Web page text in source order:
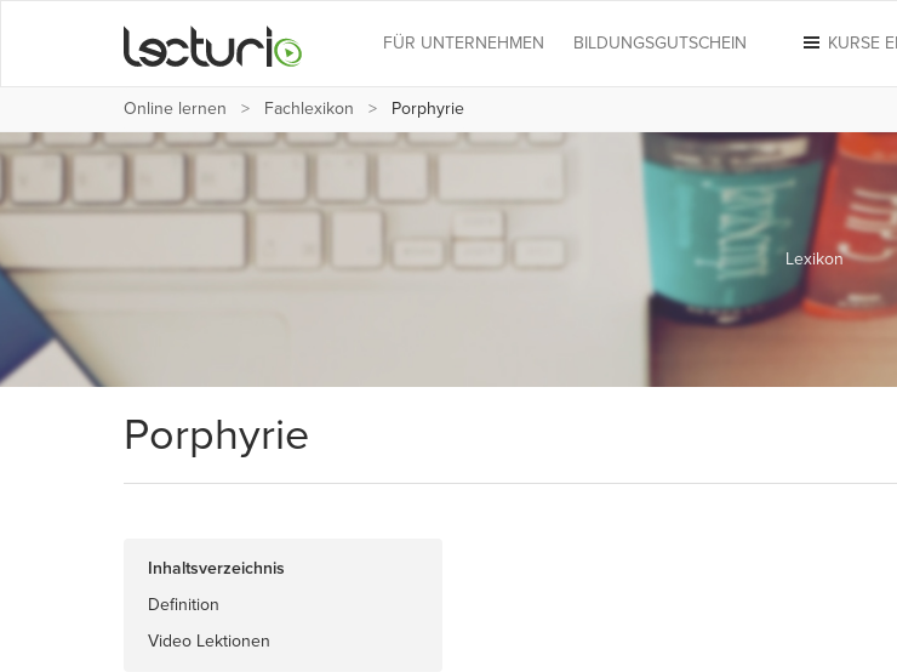
KURSE
FÜR UNTERNEHMEN BILDUNGSGUTSCHEIN
Online lernen Fachlexikon Porphyrie
Lexikon
Porphyrie
Inhaltsverzeichnis
Definition
Video Lektionen